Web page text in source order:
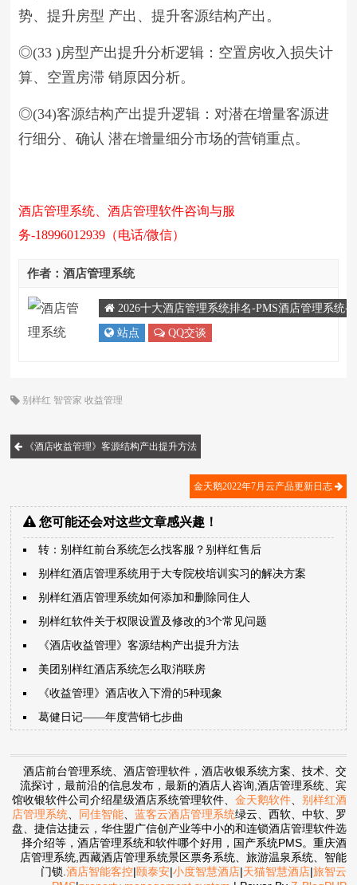
势、提升房型 产出、提升客源结构产出。
◎(33 )房型产出提升分析逻辑：空置房收入损失计
算、空置房滞 销原因分析。
◎(34)客源结构产出提升逻辑：对潜在增量客源进
行细分、确认 潜在增量细分市场的营销重点。
酒店管理系统、酒店管理软件咨询与服
务-18996012939（电话/微信）
作者：酒店管理系统
2026十大酒店管理系统排名-PMS酒店管理系统-
站点 QQ交谈
别样红 智管家 收益管理
《酒店收益管理》客源结构产出提升方法
金天鹅2022年7月云产品更新日志
您可能还会对这些文章感兴趣！
转：别样红前台系统怎么找客服？别样红售后
别样红酒店管理系统用于大专院校培训实习的解决方案
别样红酒店管理系统如何添加和删除同住人
别样红软件关于权限设置及修改的3个常见问题
《酒店收益管理》客源结构产出提升方法
美团别样红酒店系统怎么取消联房
《收益管理》酒店收入下滑的5种现象
葛健日记——年度营销七步曲
酒店前台管理系统、酒店管理软件，酒店收银系统方案、技术、交
流探讨，最前沿的信息发布，最新的酒店人咨询,酒店管理系统、宾
馆收银软件公司介绍星级酒店系统管理软件、 金天鹅软件、 别样红酒
店管理系统、 同佳智能、 蓝客云酒店管理系统绿云、西软、中软、罗
盘、捷信达捷云，华住盟广信创产业等中小的和连锁酒店管理软件选
择介绍等，酒店管理系统和软件哪个好用，国产系统PMS。重庆酒
店管理系统,西藏酒店管理系统景区票务系统、旅游温泉系统、智能
门锁 酒店智能客控|颐泰安|小度智慧酒店|天猫智慧酒店|旅智云